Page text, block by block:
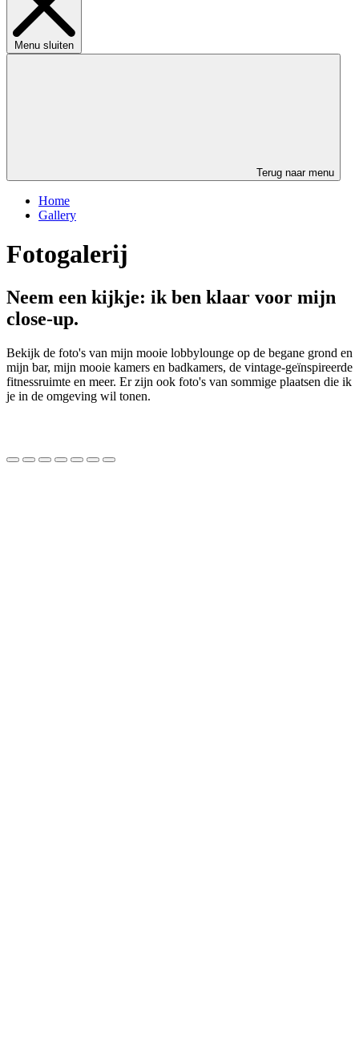
Menu sluiten
Terug naar menu
Home
Gallery
Fotogalerij
Neem een kijkje: ik ben klaar voor mijn
close-up.
Bekijk de foto's van mijn mooie lobbylounge op de begane grond en
mijn bar, mijn mooie kamers en badkamers, de vintage-geïnspireerde
fitnessruimte en meer. Er zijn ook foto's van sommige plaatsen die ik
je in de omgeving wil tonen.